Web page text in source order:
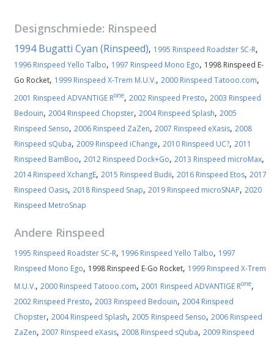
Designschmiede: Rinspeed
1994 Bugatti Cyan (Rinspeed), 1995 Rinspeed Roadster SC-R,
1996 Rinspeed Yello Talbo, 1997 Rinspeed Mono Ego, 1998 Rinspeed E-
Go Rocket, 1999 Rinspeed X-Trem M.U.V., 2000 Rinspeed Tatooo.com,
2001 Rinspeed ADVANTIGE Rone, 2002 Rinspeed Presto, 2003 Rinspeed
Bedouin, 2004 Rinspeed Chopster, 2004 Rinspeed Splash, 2005
Rinspeed Senso, 2006 Rinspeed ZaZen, 2007 Rinspeed eXasis, 2008
Rinspeed sQuba, 2009 Rinspeed iChange, 2010 Rinspeed UC?, 2011
Rinspeed BamBoo, 2012 Rinspeed Dock+Go, 2013 Rinspeed microMax,
2014 Rinspeed XchangE, 2015 Rinspeed Budii, 2016 Rinspeed Etos, 2017
Rinspeed Oasis, 2018 Rinspeed Snap, 2019 Rinspeed microSNAP, 2020
Rinspeed MetroSnap
Andere Rinspeed
1995 Rinspeed Roadster SC-R, 1996 Rinspeed Yello Talbo, 1997
Rinspeed Mono Ego, 1998 Rinspeed E-Go Rocket, 1999 Rinspeed X-Trem
M.U.V., 2000 Rinspeed Tatooo.com, 2001 Rinspeed ADVANTIGE Rone,
2002 Rinspeed Presto, 2003 Rinspeed Bedouin, 2004 Rinspeed
Chopster, 2004 Rinspeed Splash, 2005 Rinspeed Senso, 2006 Rinspeed
ZaZen, 2007 Rinspeed eXasis, 2008 Rinspeed sQuba, 2009 Rinspeed